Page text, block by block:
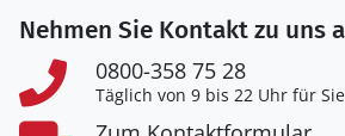
Nehmen Sie Kontakt zu uns
0800-358 75 28
Täglich von 9 bis 22 Uhr für